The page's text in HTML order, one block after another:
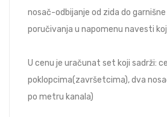
nosač-odbijanje od zida do
poručivanja u napomenu navesti
U cenu je uračunat set koji sadrži:
poklopcima(završetcima), dva
po metru kanala)